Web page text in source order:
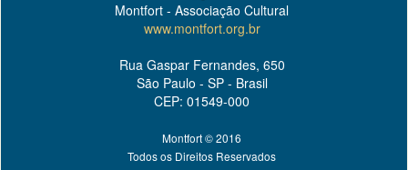
Montfort - Associação Cultural
www.montfort.org.br
Rua Gaspar Fernandes, 650
São Paulo - SP - Brasil
CEP: 01549-000
Montfort © 2016
Todos os Direitos Reservados